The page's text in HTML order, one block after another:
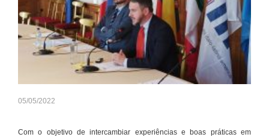
05/05/2022
Com o objetivo de intercambiar experiências e boas práticas em